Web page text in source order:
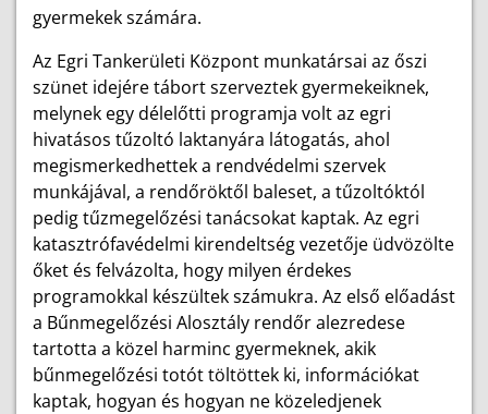
gyermekek számára.
Az Egri Tankerületi Központ munkatársai az őszi
szünet idejére tábort szerveztek gyermekeiknek,
melynek egy délelőtti programja volt az egri
hivatásos tűzoltó laktanyára látogatás, ahol
megismerkedhettek a rendvédelmi szervek
munkájával, a rendőröktől baleset, a tűzoltóktól
pedig tűzmegelőzési tanácsokat kaptak. Az egri
katasztrófavédelmi kirendeltség vezetője üdvözölte
őket és felvázolta, hogy milyen érdekes
programokkal készültek számukra. Az első előadást
a Bűnmegelőzési Alosztály rendőr alezredese
tartotta a közel harminc gyermeknek, akik
bűnmegelőzési totót töltöttek ki, információkat
kaptak, hogyan és hogyan ne közeledjenek